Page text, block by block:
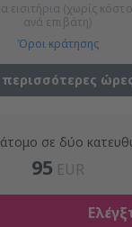
εισιτήρια (χωρίς
ανά επιβάτη)
Όροι κράτησης
περισσότερες
σε δύο
95 EUR